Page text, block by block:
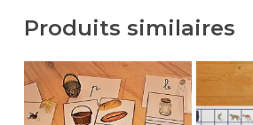
Produits similaires